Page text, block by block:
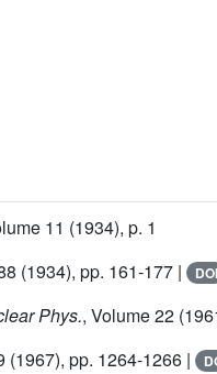
11 (1934), p. 1
(1934), pp. 161-177 | DOI
Phys., Volume 22
(1967), pp. 1264-1266 |